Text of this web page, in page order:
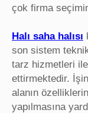
çok firma
Halı saha halısı
son sistem
tarz hizmetleri
ettirmektedir.
alanın
yapılmasına